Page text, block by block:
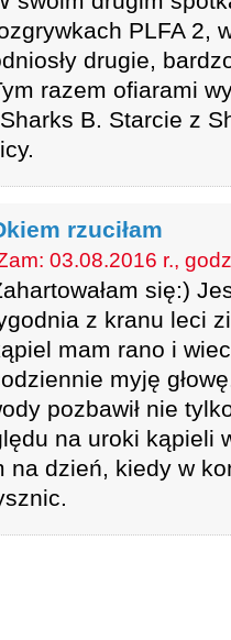
PLFA 2,
drugie,
razem ofiarami
B. Starcie z
rzuciłam
03.08.2016 r.,
się:)
z kranu leci
mam rano i
myję
pozbawił nie
na uroki kąpieli
dzień, kiedy w